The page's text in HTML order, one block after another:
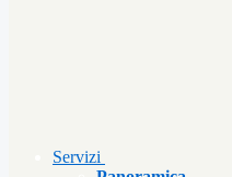
Servizi